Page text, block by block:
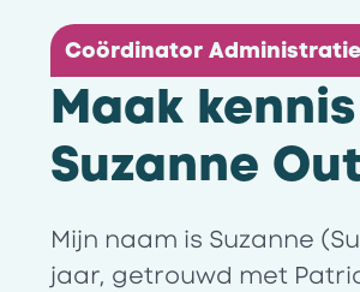
Maak
Suzanne
Coördinator
Mijn naam is Suzanne
jaar, getrouwd met